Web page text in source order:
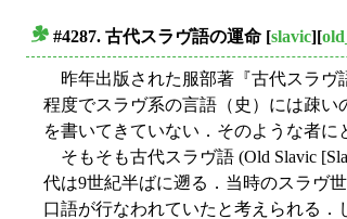
#4287. 古代スラヴ語の運命 [slavic][
昨年出版された服部著『古代スラヴ
程度でスラヴ系の言語（史）には疎い
を書いてきていない．そのような者に
そもそも古代スラヴ語 (Old Slavic
代は9世紀半ばに遡る．当時のスラヴ
口語が行なわれていたと考えられる．